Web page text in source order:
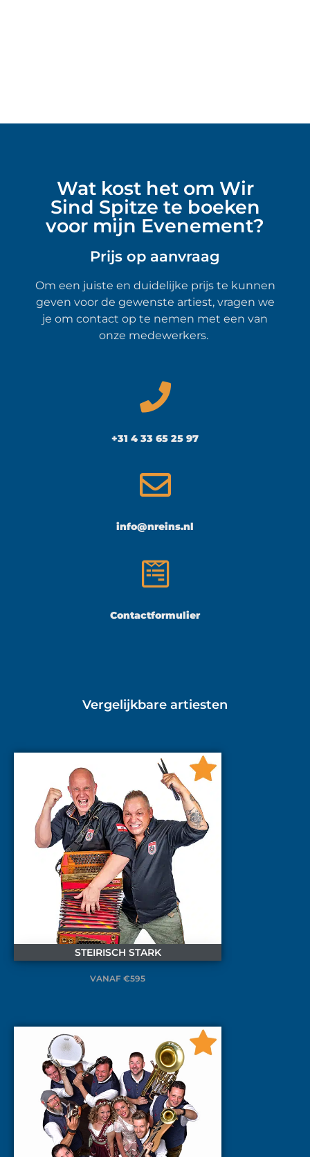
Wat kost het om Wir
Sind Spitze te boeken
voor mijn Evenement?
Prijs op aanvraag
Om een juiste en duidelijke prijs te kunnen
geven voor de gewenste artiest, vragen we
je om contact op te nemen met een van
onze medewerkers.
+31 4 33 65 25 97
info@nreins.nl
Contactformulier
Vergelijkbare artiesten
STEIRISCH STARK
VANAF €595